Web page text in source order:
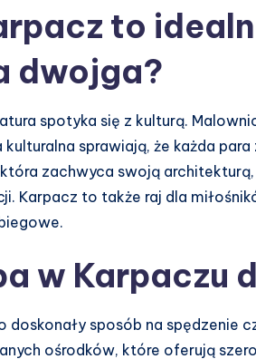
to
dwojga?
spotyka się z kulturą.
sprawiają, że każda
zachwyca swoją
Karpacz to także raj dla
w Karpaczu
doskonały sposób na spędzenie
ośrodków, które oferują